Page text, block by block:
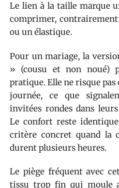
Le lien à la taille marque
comprimer,
ou un élastique.
Pour un mariage, la
» (cousu et non noué)
pratique. Elle ne risque pas
journée, ce que
invitées rondes dans
Le confort reste
critère concret quand la
durent plusieurs heures.
Le piège fréquent avec
tissu trop fin qui moule